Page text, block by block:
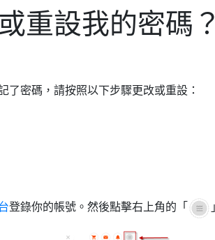
重設我的密碼？
了密碼，請按照以下步驟更改或重設：
登錄你的帳號。然後點擊右上角的「